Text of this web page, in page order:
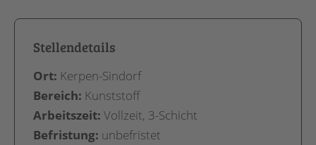
Stellendetails
Ort: Kerpen-Sindorf
Bereich: Kunststoff
Arbeitszeit: Vollzeit, 3-Schicht
Befristung: unbefristet